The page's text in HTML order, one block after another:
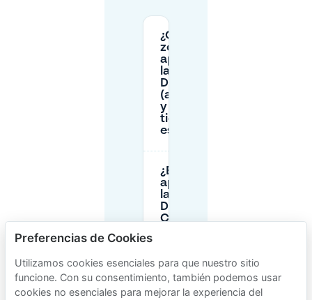
¿Cuáles son las
zonas de
aparcamiento en
la calle cerca de
Da Costabuurt
(amarillo/naranja)
y qué límites de
tiempo debo
esperar?
¿Es caro
aparcar en
la calle en
Da
Costabuurt
día?
Preferencias de Cookies
Utilizamos cookies esenciales para que nuestro sitio
funcione. Con su consentimiento, también podemos usar
cookies no esenciales para mejorar la experiencia del